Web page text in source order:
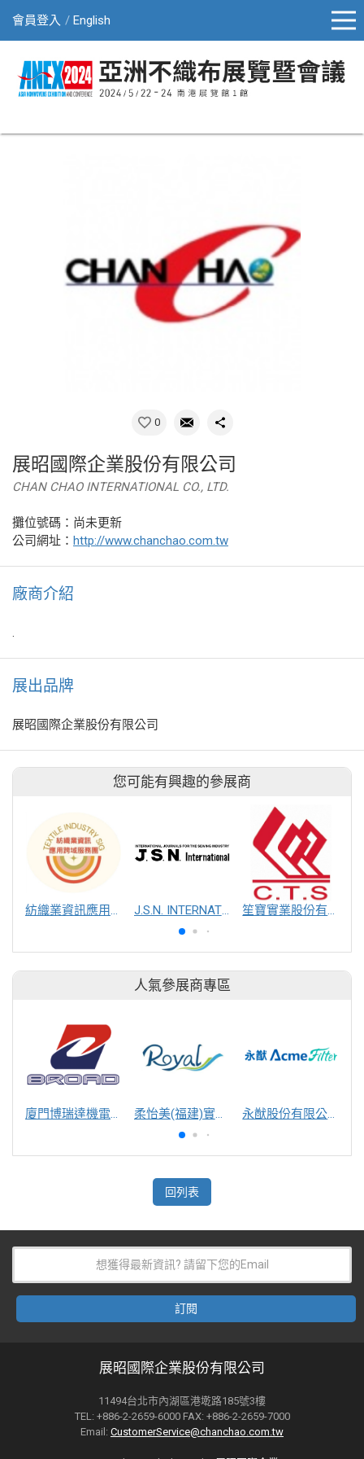
會員登入 English
0
展昭國際企業股份有限公司
CHAN CHAO INTERNATIONAL CO., LTD.
攤位號碼：尚未更新
公司網址： http://www.chanchao.com.tw
廠商介紹
.
展出品牌
展昭國際企業股份有限公司
您可能有興趣的參展商
紡織業資訊應用跨域服務團 J.S.N. INTERNATIONAL, INC. 笙寶實業股份有限公司
人氣參展商專區
柔怡美(福建)實業股份有限公司
回列表
展昭國際企業股份有限公司
11494台北市內湖區港墘路185號3樓
TEL: +886-2-2659-6000 FAX: +886-2-2659-7000
Email: CustomerService@chanchao.com.tw